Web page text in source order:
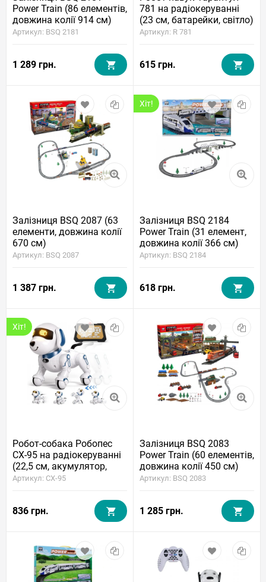
Power Train (86 елементів,
довжина колії 914 см)
Артикул: BSQ 2181
1 289 грн.
781 на радіокеруванні
(23 см, батарейки, світло)
Артикул: R 781
615 грн.
Залізниця BSQ 2087 (63
елементи, довжина колії
670 см)
Артикул: BSQ 2087
1 387 грн.
Хіт!
Залізниця BSQ 2184
Power Train (31 елемент,
довжина колії 366 см)
Артикул: BSQ 2184
618 грн.
Хіт!
Робот-собака Робопес
CX-95 на радіокеруванні
(22,5 см, акумулятор,
світло, звук)
Артикул: CX-95
836 грн.
Залізниця BSQ 2083
Power Train (60 елементів,
довжина колії 450 см)
Артикул: BSQ 2083
1 285 грн.